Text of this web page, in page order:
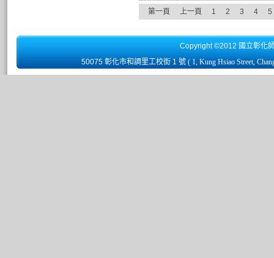
第一頁 上一頁 1 2 3 4 5
Copyright ©2012 國立彰化
50075 彰化市和調里工校街 1 號 ( 1, Kung Hsiao Street,